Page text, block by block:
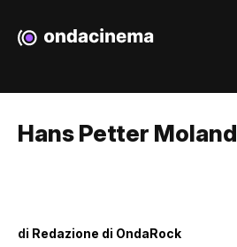
Hans Petter Moland
di Redazione di OndaRock